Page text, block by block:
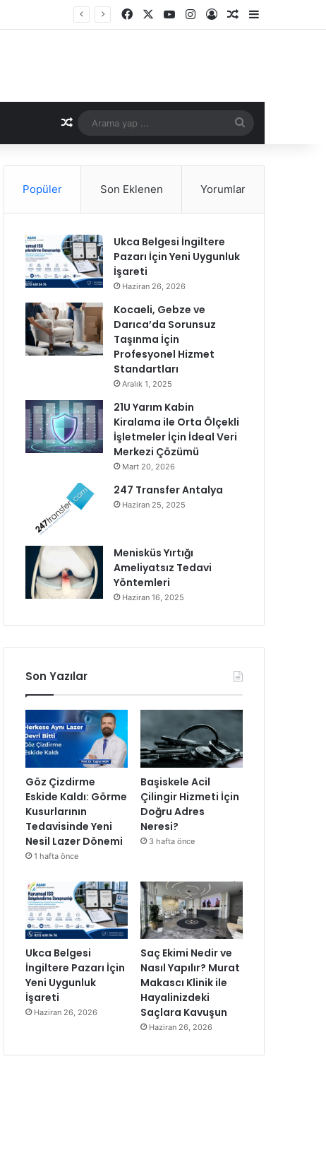
Facebook YouTubeInstagramKayıt OlRastgele Makale
Rastgele Makale
yap
Popüler Son Eklenen Yorumlar
Ukca Belgesi İngiltere
Pazarı İçin Yeni Uygunluk
İşareti
Haziran 26, 2026
Kocaeli, Gebze ve
Darıca’da Sorunsuz
Taşınma İçin
Profesyonel Hizmet
Standartları
Aralık 1, 2025
21U Yarım Kabin
Kiralama ile Orta Ölçekli
İşletmeler İçin İdeal Veri
Merkezi Çözümü
Mart 20, 2026
247 Transfer Antalya
Haziran 25, 2025
Menisküs Yırtığı
Ameliyatsız Tedavi
Yöntemleri
Haziran 16, 2025
Son Yazılar
Göz Çizdirme
Eskide Kaldı: Görme
Kusurlarının
Tedavisinde Yeni
Nesil Lazer Dönemi
1 hafta önce
Başiskele Acil
Çilingir Hizmeti İçin
Doğru Adres
Neresi?
3 hafta önce
Ukca Belgesi
İngiltere Pazarı İçin
Yeni Uygunluk
İşareti
Haziran 26, 2026
Saç Ekimi Nedir ve
Nasıl Yapılır? Murat
Makascı Klinik ile
Hayalinizdeki
Saçlara Kavuşun
Haziran 26, 2026